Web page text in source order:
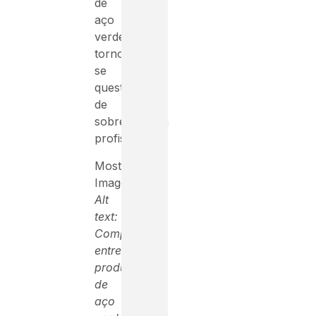
de
aço
verde
tornou-
se
questão
de
sobrevivência
profissional.
Mostrar
Imagem
Alt
text:
Comparação
entre
produção
de
aço